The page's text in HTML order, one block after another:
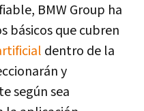
BMW Group ha
básicos que cubren
dentro de la
y
según sea